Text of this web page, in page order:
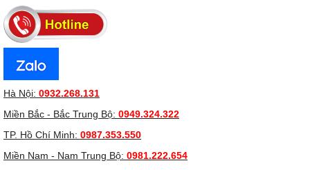
Hà Nội: 0932.268.131
Miền Bắc - Bắc Trung Bộ: 0949.324.322
TP. Hồ Chí Minh: 0987.353.550
Miền Nam - Nam Trung Bộ: 0981.222.654